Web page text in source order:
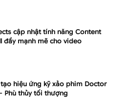
cập nhật tính năng Content
đầy mạnh mẽ cho video
hiệu ứng kỹ xảo phim Doctor
Phù thủy tối thượng